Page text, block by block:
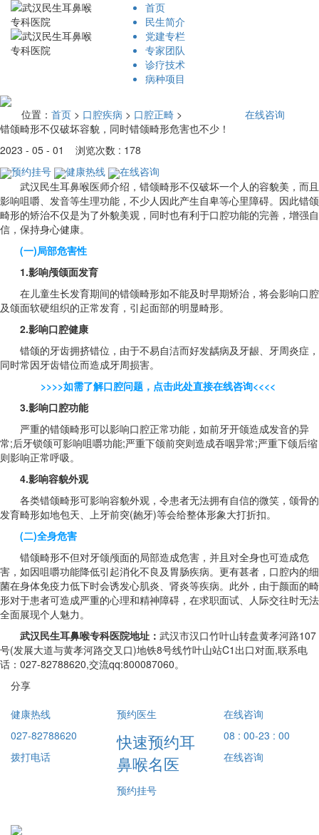
首页
民生简介
党建专栏
专家团队
诊疗技术
病种项目
位置： 首页 > 口腔疾病 > 口腔正畸 >
在线咨询
错颌畸形不仅破坏容貌，同时错颌畸形危害也不少！
2023 - 05 - 01 浏览次数 : 178
预约挂号
健康热线
在线咨询
武汉民生耳鼻喉医师介绍，错颌畸形不仅破坏一个人的容貌美，而且
影响咀嚼、发音等生理功能，不少人因此产生自卑等心里障碍。因此错颌
畸形的矫治不仅是为了外貌美观，同时也有利于口腔功能的完善，增强自
信，保持身心健康。
(一)局部危害性
1.影响颅颌面发育
在儿童生长发育期间的错颌畸形如不能及时早期矫治，将会影响口腔
及颌面软硬组织的正常发育，引起面部的明显畸形。
2.影响口腔健康
错颌的牙齿拥挤错位，由于不易自洁而好发龋病及牙龈、牙周炎症，
同时常因牙齿错位而造成牙周损害。
>>>>如需了解口腔问题，点击此处直接在线咨询<<<<
3.影响口腔功能
严重的错颌畸形可以影响口腔正常功能，如前牙开颌造成发音的异
常;后牙锁颌可影响咀嚼功能;严重下颌前突则造成吞咽异常;严重下颌后缩
则影响正常呼吸。
4.影响容貌外观
各类错颌畸形可影响容貌外观，令患者无法拥有自信的微笑，颌骨的
发育畸形如地包天、上牙前突(龅牙)等会给整体形象大打折扣。
(二)全身危害
错颌畸形不但对牙颌颅面的局部造成危害，并且对全身也可造成危
害，如因咀嚼功能降低引起消化不良及胃肠疾病。更有甚者，口腔内的细
菌在身体免疫力低下时会诱发心肌炎、肾炎等疾病。此外，由于颜面的畸
形对于患者可造成严重的心理和精神障碍，在求职面试、人际交往时无法
全面展现个人魅力。
武汉民生耳鼻喉专科医院地址： 武汉市汉口竹叶山转盘黄孝河路107
号(发展大道与黄孝河路交叉口)地铁8号线竹叶山站C1出口对面,联系电
话：027-82788620,交流qq:800087060。
分享
健康热线
027-82788620
拨打电话
预约医生
快速预约耳
鼻喉名医
预约挂号
在线咨询
08 : 00-23 : 00
在线咨询